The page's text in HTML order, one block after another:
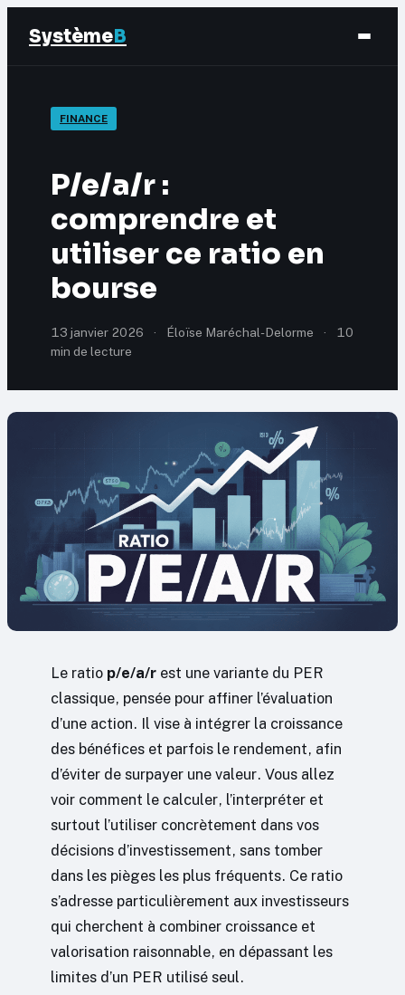
SystèmeB
Finance
Marketing
FINANCE
P/e/a/r :
comprendre et
utiliser ce ratio en
bourse
13 janvier 2026 · Éloïse Maréchal-Delorme ·
10
min de lecture
Le ratio p/e/a/r est une variante du PER
classique, pensée pour affiner l’évaluation
d’une action. Il vise à intégrer la croissance
des bénéfices et parfois le rendement, afin
d’éviter de surpayer une valeur. Vous allez
voir comment le calculer, l’interpréter et
surtout l’utiliser concrètement dans vos
décisions d’investissement, sans tomber
dans les pièges les plus fréquents. Ce ratio
s’adresse particulièrement aux investisseurs
qui cherchent à combiner croissance et
valorisation raisonnable, en dépassant les
limites d’un PER utilisé seul.